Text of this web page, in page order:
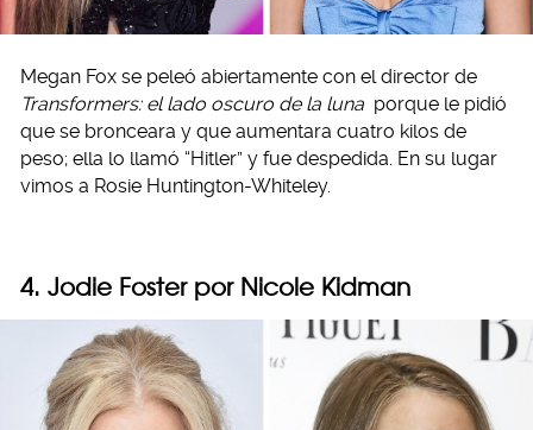
Megan Fox se peleó abiertamente con el director de
Transformers: el lado oscuro de la luna porque le pidió
que se bronceara y que aumentara cuatro kilos de
peso; ella lo llamó “Hitler” y fue despedida. En su lugar
vimos a Rosie Huntington-Whiteley.
4. Jodie Foster por Nicole Kidman